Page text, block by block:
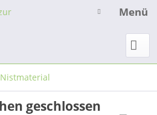
Menü
geschlossen